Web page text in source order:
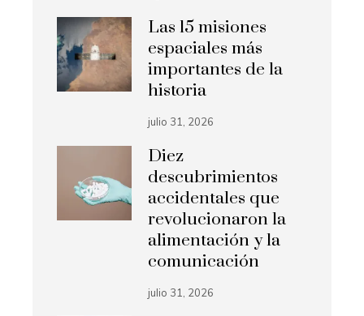
Las 15 misiones
espaciales más
importantes de la
historia
julio 31, 2026
Diez
descubrimientos
accidentales que
revolucionaron la
alimentación y la
comunicación
julio 31, 2026